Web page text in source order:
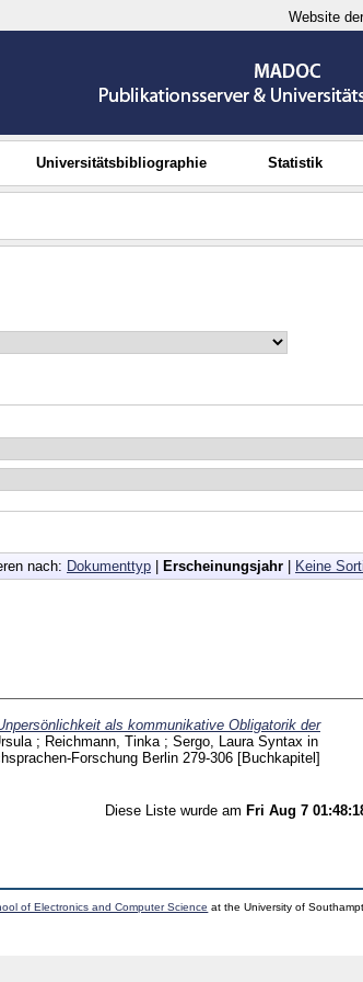
Website
Universitätsbibliographie Statistik
nach: Dokumenttyp Erscheinungsjahr Keine
als kommunikative Obligatorik der
; Reichmann, Tinka ; Sergo, Laura Syntax in
Forschung Berlin 279-306 [Buchkapitel]
Diese Liste wurde am Fri Aug 7
of Electronics and Computer Science at the University of